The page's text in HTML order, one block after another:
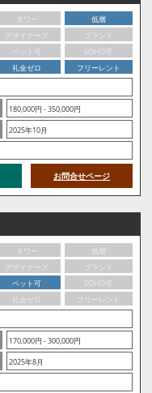
タワー
低層
デザイナーズ
ブランド
ペット可
SOHO可
礼金ゼロ
フリーレント
180,000円 - 350,000円
2025年10月
お問合せページ
タワー
低層
デザイナーズ
ブランド
ペット可
SOHO可
礼金ゼロ
フリーレント
170,000円 - 300,000円
2025年8月